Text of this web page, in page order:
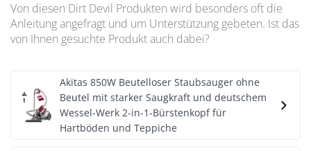
Von diesen Dirt Devil Produkten wird besonders oft die
Anleitung angefragt und um Unterstützung gebeten. Ist das
von Ihnen gesuchte Produkt auch dabei?
Akitas 850W Beutelloser Staubsauger ohne
Beutel mit starker Saugkraft und deutschem
Wessel-Werk 2-in-1-Bürstenkopf für
Hartböden und Teppiche